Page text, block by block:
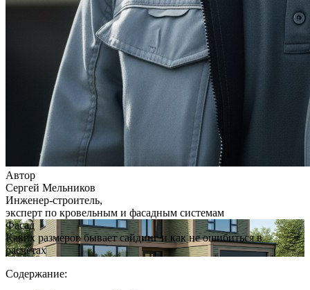
Автор
Сергей Мельников
Инженер-строитель,
эксперт по кровельным и фасадным системам
Фасад
Каких размеров бывает сайдинг и как не ошибиться в
расчетах
Содержание: